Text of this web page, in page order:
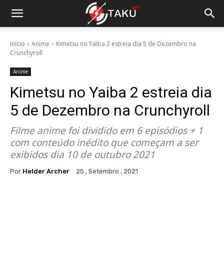
Início Anime
Kimetsu no Yaiba 2 estreia dia 5 de Dezembro na
Crunchyroll
Anime
Kimetsu no Yaiba 2 estreia dia
5 de Dezembro na Crunchyroll
Filme anime foi dividido em 6 episódios + 1
com conteúdo inédito que começam a ser
exibidos dia 10 de outubro 2021
Por Helder Archer 25 , Setembro , 2021